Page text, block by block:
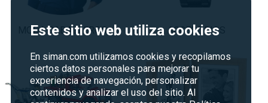
Este sitio web utiliza cookies
En siman.com utilizamos cookies y recopilamos
ciertos datos personales para mejorar tu
experiencia de navegación, personalizar
contenidos y analizar el uso del sitio. Al
MODA CABALLEROS ACCESORIOS